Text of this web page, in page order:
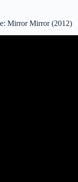
Mirror Mirror (2012)